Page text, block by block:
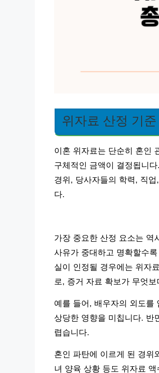
위자료 산정 기준
이혼 위자료는 단순히 혼인
구체적인 금액이 결정됩니
경위, 당사자들의 학력, 직
다.
가장 중요한 산정 요소는 역
사유가 중대하고 명확할수
실이 인정될 경우에는 위자
로, 증거 자료 확보가 무엇
예를 들어, 배우자의 외도를
상당한 영향을 미칩니다. 반
렵습니다.
혼인 파탄에 이르게 된 경위
녀 양육 상황 등도 위자료